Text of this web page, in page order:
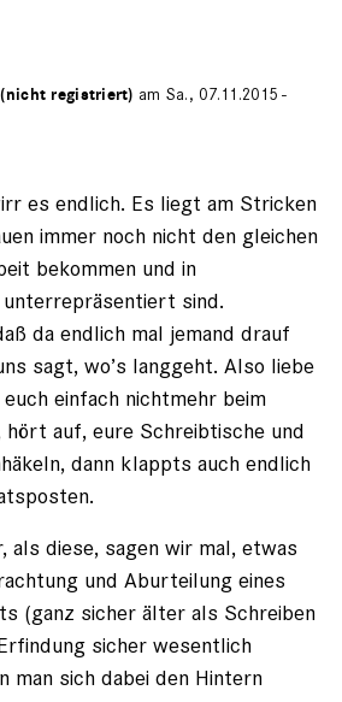
registriert) am Sa., 07.11.2015 -
es endlich. Es liegt am Stricken
immer noch nicht den gleichen
bekommen und in
sind.
da endlich mal jemand drauf
sagt, wo’s langgeht. Also liebe
einfach nichtmehr beim
auf, eure Schreibtische und
dann klappts auch endlich
als diese, sagen wir mal, etwas
und Aburteilung eines
(ganz sicher älter als Schreiben
sicher wesentlich
man sich dabei den Hintern